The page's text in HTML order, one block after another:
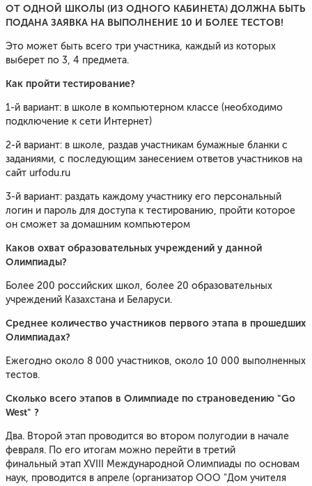
ОТ ОДНОЙ ШКОЛЫ (ИЗ ОДНОГО КАБИНЕТА) ДОЛЖНА БЫТЬ
ПОДАНА ЗАЯВКА НА ВЫПОЛНЕНИЕ 10 И БОЛЕЕ ТЕСТОВ!
Это может быть всего три участника, каждый из которых
выберет по 3, 4 предмета.
Как пройти тестирование?
1-й вариант: в школе в компьютерном классе (необходимо
подключение к сети Интернет)
2-й вариант: в школе, раздав участникам бумажные бланки с
заданиями, с последующим занесением ответов участников на
сайт urfodu.ru
3-й вариант: раздать каждому участнику его персональный
логин и пароль для доступа к тестированию, пройти которое
он сможет за домашним компьютером
Каков охват образовательных учреждений у данной
Олимпиады?
Более 200 российских школ, более 20 образовательных
учреждений Казахстана и Беларуси.
Среднее количество участников первого этапа в прошедших
Олимпиадах?
Ежегодно около 8 000 участников, около 10 000 выполненных
тестов.
Сколько всего этапов в Олимпиаде по страноведению "Go
West" ?
Два. Второй этап проводится во втором полугодии в начале
февраля. По его итогам можно перейти в третий
финальный этап XVIII Международной Олимпиады по основам
наук, проводится в апреле (организатор ООО "Дом учителя